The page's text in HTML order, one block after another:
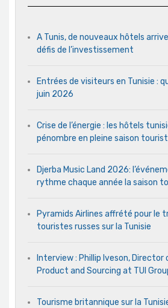
A Tunis, de nouveaux hôtels
défis de l’investissement
Entrées de visiteurs en Tunisie :
juin 2026
Crise de l’énergie : les hôtels
pénombre en pleine saison
Djerba Music Land 2026:
rythme chaque année la saison
Pyramids Airlines affrété pour le
touristes russes sur la Tunisie
Interview : Phillip Iveson,
Product and Sourcing at TUI
Tourisme britannique sur la